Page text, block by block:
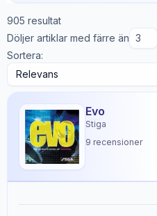
905 resultat
Döljer artiklar med färre än
Sortera:
Evo
Stiga
9 recensioner